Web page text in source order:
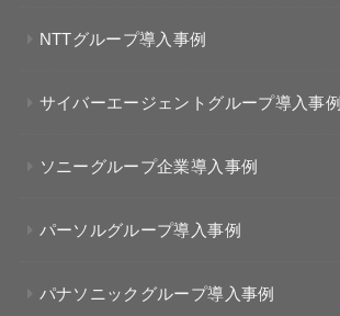
NTTグループ導入事例
サイバーエージェントグループ導入事例
ソニーグループ企業導入事例
パーソルグループ導入事例
パナソニックグループ導入事例